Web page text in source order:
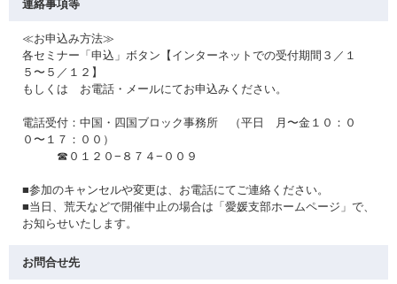
連絡事項等
≪お申込み方法≫
各セミナー「申込」ボタン【インターネットでの受付期間３／１
５〜５／１２】
もしくは お電話・メールにてお申込みください。
電話受付：中国・四国ブロック事務所 （平日 月〜金１０：０
０〜１７：００）
☎０１２０−８７４−００９
■参加のキャンセルや変更は、お電話にてご連絡ください。
■当日、荒天などで開催中止の場合は「愛媛支部ホームページ」で、
お知らせいたします。
お問合せ先